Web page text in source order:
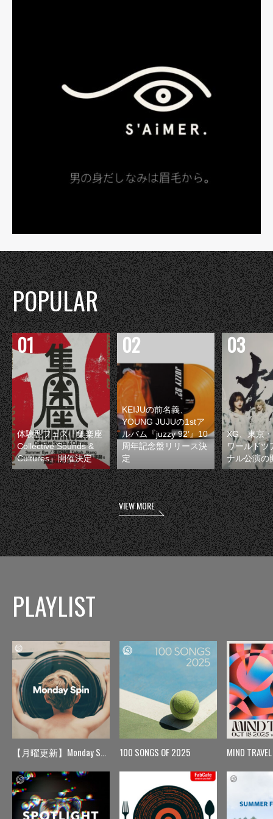
POPULAR
体験型フェス『集楽座
Collective Sounds &
Cultures』開催決定
KEIJUの前名義、
YOUNG JUJUの1stア
ルバム『juzzy 92’』10
周年記念盤リリース決
定
XG、東京
ワールドツ
ナル公演の
VIEW MORE
PLAYLIST
【月曜更新】Monday Spin 100 SONGS OF 2025 MIND TRAVEL